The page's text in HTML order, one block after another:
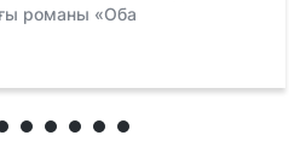
романы «Оба